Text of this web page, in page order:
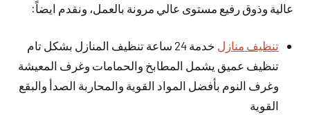
عالية وذوق رفيع مستوى عالي مرونة بالعمل، ونقدم ايضاً:
تنظيف منازل
خدمة 24 ساعة تنظيف المنازل بشكل تام
تنظيف عميق يشمل المطابخ والحمامات وغرف المعيشة
وغرف النوم بأفضل المواد القوية والمحاربة الصدأ والبقع
القوية